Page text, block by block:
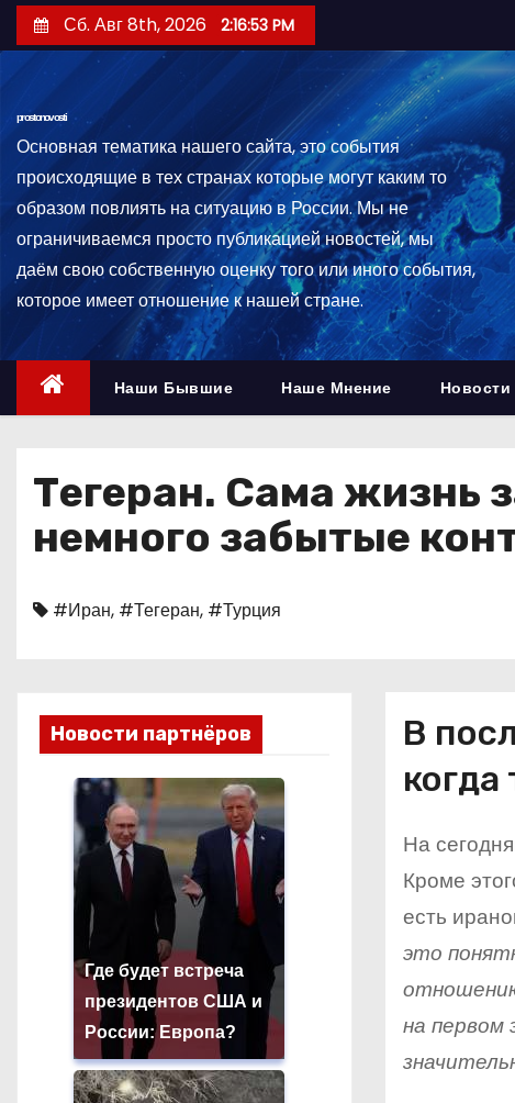
е
й
ж
Сб. Авг 8th, 2026 2:16:55 PM
prostonovosti
Основная тематика нашего сайта, это события
происходящие в тех странах которые могут каким то
образом повлиять на ситуацию в России. Мы не
ограничиваемся просто публикацией новостей, мы
даём свою собственную оценку того или иного события,
которое имеет отношение к нашей стране.
Наши Бывшие Наше Мнение Новости
Тегеран. Сама жизнь
немного забытые
#Иран, #Тегеран, #Турция
Новости партнёров
Где будет встреча
президентов США и
России: Европа?
В
На
Кроме
есть
это
на первом